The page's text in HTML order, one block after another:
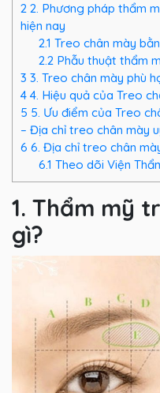
2 2. Phương pháp thẩm
hiện nay
2.1 Treo chân mày
2.2Phẫu thuật thẩm
3 3. Treo chân mày phù
4 4. Hiệu quả của Treo
5 5. Ưu điểm của Treo
– Địa chỉ treo chân mày
6 6. Địa chỉ treo chân
6.1 Theo dõi Viện
1. Thẩm mỹ
gì?